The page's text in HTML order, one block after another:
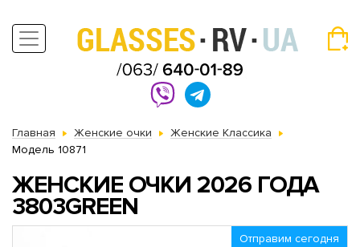
Главная Женские очки
Женские Классика
Модель 10871
ЖЕНСКИЕ ОЧКИ 2026 ГОДА
3803GREEN
Отправим сегодня